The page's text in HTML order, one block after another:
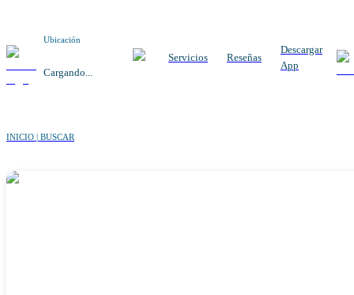
Ubicación
Cargando...
Servicios Reseñas
Descargar
App
INICIO | BUSCAR